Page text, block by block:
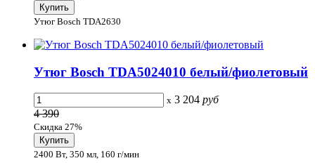
Утюг Bosch TDA2630
Утюг Bosch TDA5024010 белый/фиолетовый
x 3 204 руб
4 390
Скидка 27%
2400 Вт, 350 мл, 160 г/мин